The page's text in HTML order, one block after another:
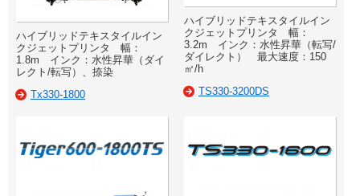
ハイブリッドテキスタイルイン
クジェットプリンタ 幅：
1.8m インク：水性昇華（ダイ
レクト/転写）、捺染
Tx330-1800
ハイブリッドテキスタイルイン
クジェットプリンタ 幅：
3.2m インク：水性昇華（転写/
ダイレクト） 最大速度：150
㎡/h
TS330-3200DS